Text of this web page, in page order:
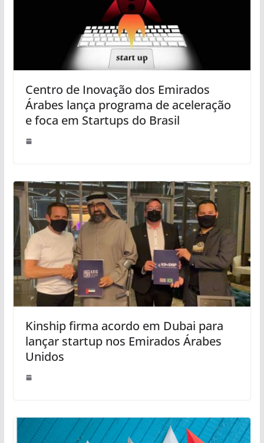
Centro de Inovação dos Emirados
Árabes lança programa de aceleração
e foca em Startups do Brasil
Kinship firma acordo em Dubai para
lançar startup nos Emirados Árabes
Unidos